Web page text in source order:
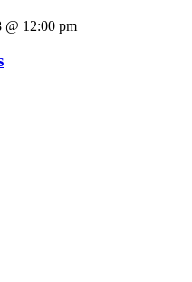
@ 12:00 pm